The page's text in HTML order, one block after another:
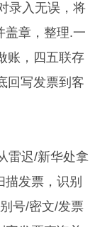
录入无误，将
盖章，整理.一
账，四五联存
回写发票到客
雷迟/新华处拿
发票，识别
号/密文/发票